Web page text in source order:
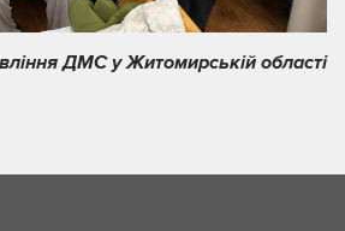
ДМС у Житомирській області